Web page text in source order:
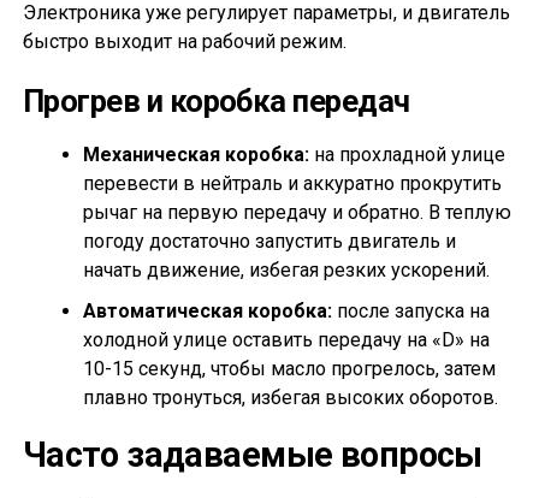
Электроника уже регулирует параметры, и двигатель
быстро выходит на рабочий режим.
Прогрев и коробка передач
Механическая коробка:на прохладной улице
перевести в нейтраль и аккуратно прокрутить
рычаг на первую передачу и обратно. В теплую
погоду достаточно запустить двигатель и
начать движение, избегая резких ускорений.
Автоматическая коробка:после запуска на
холодной улице оставить передачу на «D» на
10-15 секунд, чтобы масло прогрелось, затем
плавно тронуться, избегая высоких оборотов.
Часто задаваемые вопросы